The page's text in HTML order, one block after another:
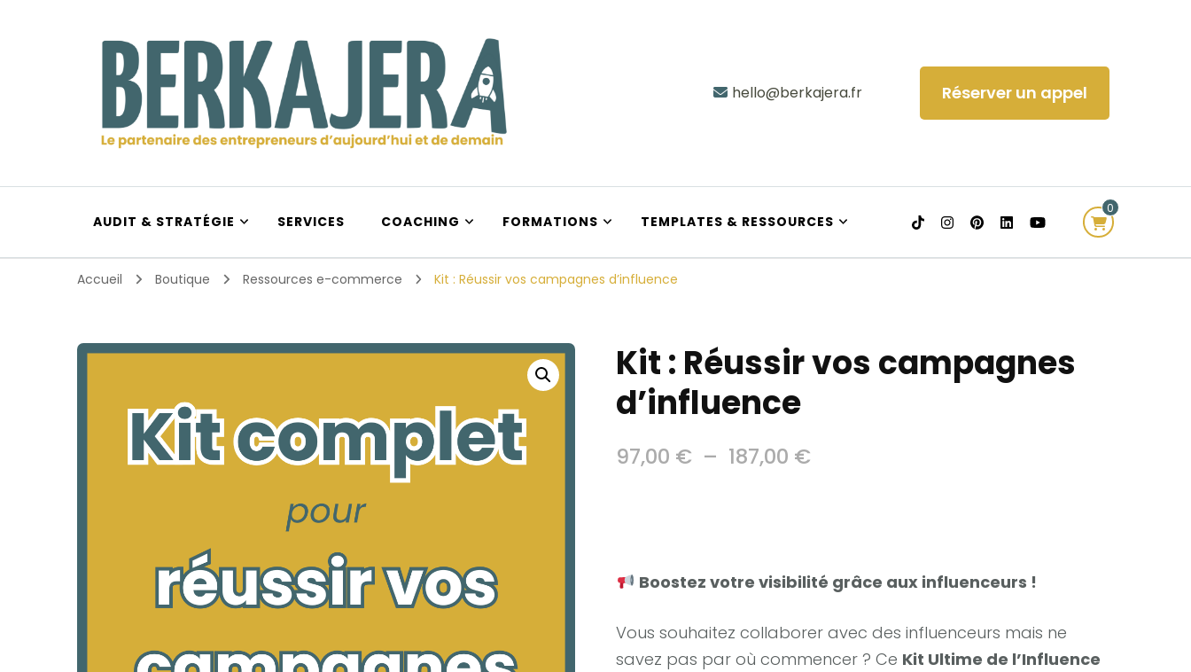
Berkajera
hello@berkajera.fr Réserver un appel
AUDIT & STRATÉGIE SERVICES COACHING FORMATIONS TEMPLATES & RESSOURCES
0
Accueil Boutique Ressources e-commerce Kit : Réussir vos campagnes d’influence
Kit : Réussir vos campagnes
d’influence
97,00 € – 187,00 €
à
Boostez votre visibilité grâce aux influenceurs !
Vous souhaitez collaborer avec des influenceurs mais ne
savez pas par où commencer ? Ce Kit Ultime de l’Influence